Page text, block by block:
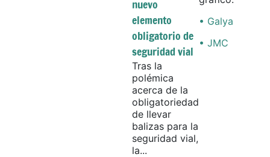
nuevo
elemento
obligatorio de
seguridad vial
Tras la
polémica
acerca de la
obligatoriedad
de llevar
balizas para la
seguridad vial,
la...
• Galya
• JMC